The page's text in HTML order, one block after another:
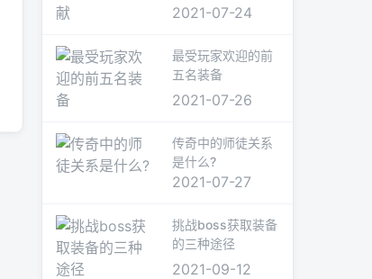
2021-07-24
最受玩家欢迎的前
五名装备
2021-07-26
传奇中的师徒关系
是什么?
2021-07-27
挑战boss获取装备
的三种途径
2021-09-12